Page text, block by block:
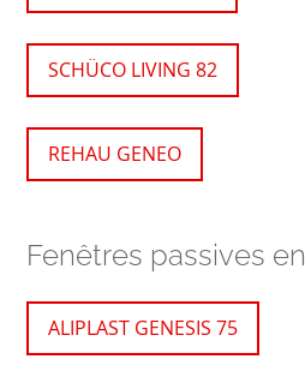
SCHÜCO LIVING 82
REHAU GENEO
Fenêtres passives
ALIPLAST GENESIS 75